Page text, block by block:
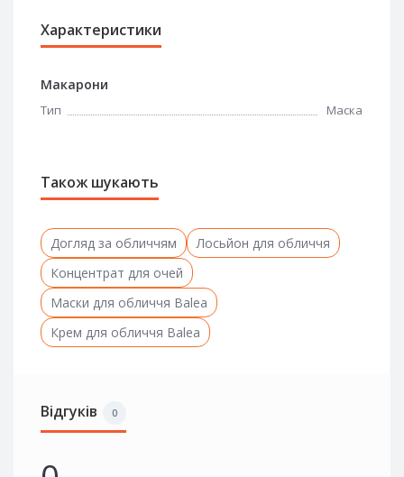
Характеристики
Макарони
Тип Маска
Також шукають
Догляд за обличчям
Лосьйон для обличчя
Концентрат для очей
Маски для обличчя Balea
Крем для обличчя Balea
Відгуків 0